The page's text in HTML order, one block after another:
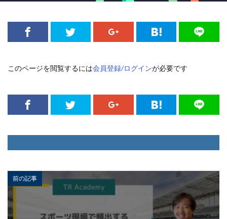
このページを閲覧するには会員登録/ログインが必要です
前の記事